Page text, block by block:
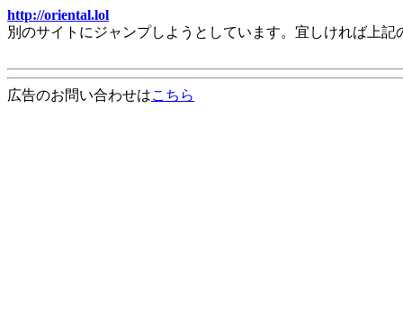
http://oriental.lol
別のサイトにジャンプしようとしています。宜しければ上
広告のお問い合わせはこちら